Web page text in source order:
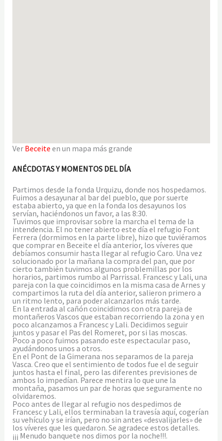
Ver Beceite en un mapa más grande
ANÉCDOTAS Y MOMENTOS DEL DÍA
Partimos desde la fonda Urquizu, donde nos hospedamos.
Fuimos a desayunar al bar del pueblo, que por suerte
estaba abierto, ya que en la fonda los desayunos los
servían, haciéndonos un favor, a las 8:30.
Tuvimos que improvisar sobre la marcha el tema de la
intendencia. El no tener abierto este día el refugio Font
Ferrera (dormimos en la parte libre), hizo que tuviéramos
que comprar en Beceite el día anterior, los víveres que
debíamos consumir hasta llegar al refugio Caro. Una vez
solucionado por la mañana la compra del pan, que por
cierto también tuvimos algunos problemillas por los
horarios, partimos rumbo al Parrissal. Francesc y Lali, una
pareja con la que coincidimos en la misma casa de Arnes y
compartimos la ruta del día anterior, salieron primero a
un ritmo lento, para poder alcanzarlos más tarde.
En la entrada al cañón coincidimos con otra pareja de
montañeros Vascos que estaban recorriendo la zona y en
poco alcanzamos a Francesc y Lali. Decidimos seguir
juntos y pasar el Pas del Romeret, por si las moscas.
Poco a poco fuimos pasando este espectacular paso,
ayudándonos unos a otros.
En el Pont de la Gimerana nos separamos de la pareja
Vasca. Creo que el sentimiento de todos fue el de seguir
juntos hasta el final, pero las diferentes previsiones de
ambos lo impedían. Parece mentira lo que une la
montaña, pasamos un par de horas que seguramente no
olvidaremos.
Poco antes de llegar al refugio nos despedimos de
Francesc y Lali, ellos terminaban la travesía aquí, cogerían
su vehículo y se irían, pero no sin antes «desvalijarles» de
los víveres que les quedaron. Se agradece estos detalles.
¡¡¡ Menudo banquete nos dimos por la noche!!!.